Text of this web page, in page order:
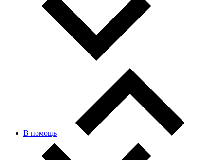
В помощь